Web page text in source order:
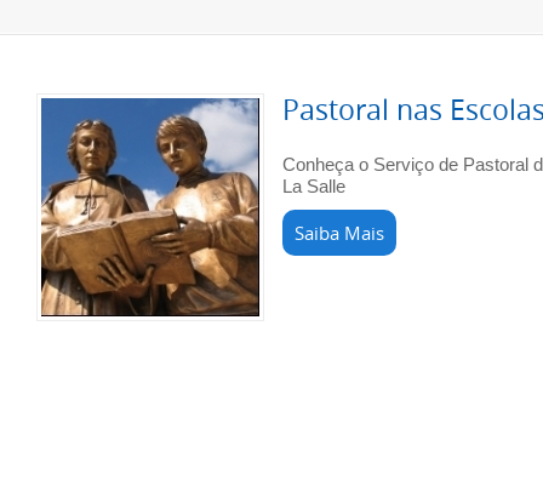
Pastoral nas
Conheça o Serviço de Pastoral
La Salle
Saiba Mais